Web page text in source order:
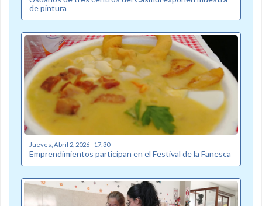
de pintura
Jueves, Abril 2, 2026 - 17:30
Emprendimientos participan en el Festival de la Fanesca